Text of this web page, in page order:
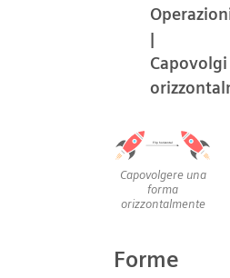
|
Capovolgi
Capovolgere una
forma
orizzontalmente
Forme